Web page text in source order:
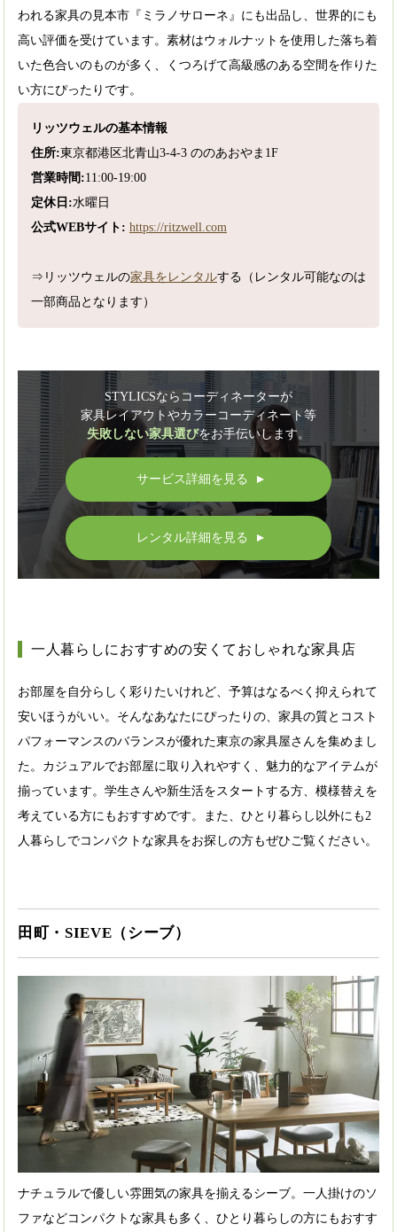
われる家具の見本市『ミラノサローネ』にも出品し、世界的にも
高い評価を受けています。素材はウォルナットを使用した落ち着
いた色合いのものが多く、くつろげて高級感のある空間を作りた
い方にぴったりです。
リッツウェルの基本情報
住所:東京都港区北青山3-4-3 ののあおやま1F
営業時間:11:00-19:00
定休日:水曜日
公式WEBサイト: https://ritzwell.com
⇒リッツウェルの家具をレンタルする（レンタル可能なのは
一部商品となります）
STYLICSならコーディネーターが
家具レイアウトやカラーコーディネート等
失敗しない家具選びをお手伝いします。
サービス詳細を見る ▲
レンタル詳細を見る ▲
一人暮らしにおすすめの安くておしゃれな家具店
お部屋を自分らしく彩りたいけれど、予算はなるべく抑えられて
安いほうがいい。そんなあなたにぴったりの、家具の質とコスト
パフォーマンスのバランスが優れた東京の家具屋さんを集めまし
た。カジュアルでお部屋に取り入れやすく、魅力的なアイテムが
揃っています。学生さんや新生活をスタートする方、模様替えを
考えている方にもおすすめです。また、ひとり暮らし以外にも2
人暮らしでコンパクトな家具をお探しの方もぜひご覧ください。
田町・SIEVE（シーブ）
ナチュラルで優しい雰囲気の家具を揃えるシーブ。一人掛けのソ
ファなどコンパクトな家具も多く、ひとり暮らしの方にもおすす